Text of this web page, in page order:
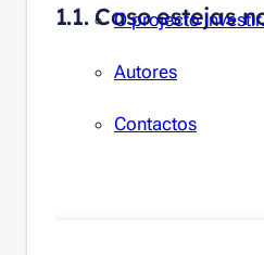
O projecto
Autores
Contactos
1.1. Caso estejas